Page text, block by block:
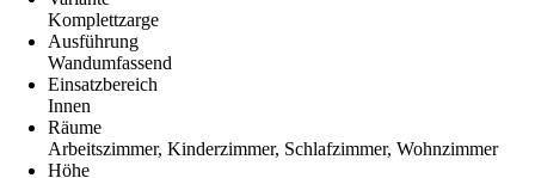
Komplettzarge
Ausführung
Wandumfassend
Einsatzbereich
Innen
Räume
Arbeitszimmer, Kinderzimmer, Schlafzimmer, Wohnzimmer
Höhe